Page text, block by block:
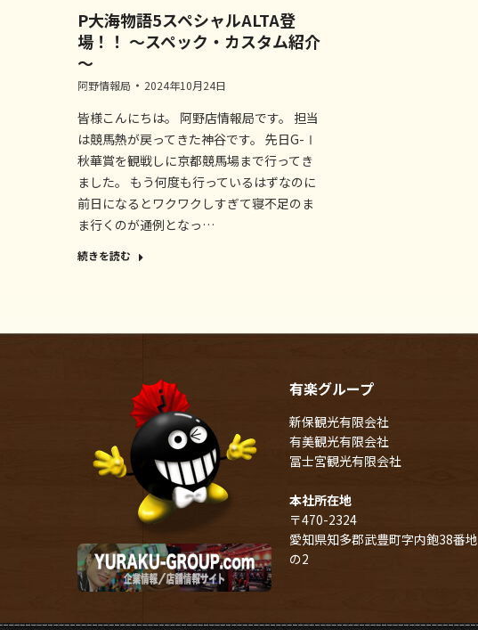
P大海物語5スペシャルALTA登
場！！ ～スペック・カスタム紹介
～
阿野情報局 2024年10月24日
皆様こんにちは。 阿野店情報局です。 担当
は競馬熱が戻ってきた神谷です。 先日G-Ⅰ
秋華賞を観戦しに京都競馬場まで行ってき
ました。 もう何度も行っているはずなのに
前日になるとワクワクしすぎて寝不足のま
ま行くのが通例となっ…
続きを読む
有楽グループ
新保観光有限会社
有美観光有限会社
冨士宮観光有限会社
本社所在地
〒470-2324
愛知県知多郡武豊町字内鉋38番地
の2